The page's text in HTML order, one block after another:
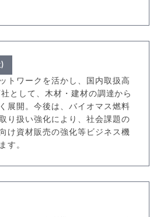
トワークを活かし、国内取扱高
として、木材・建材の調達から
展開。今後は、バイオマス燃料
り扱い強化により、社会課題の
け資材販売の強化等ビジネス機
す。